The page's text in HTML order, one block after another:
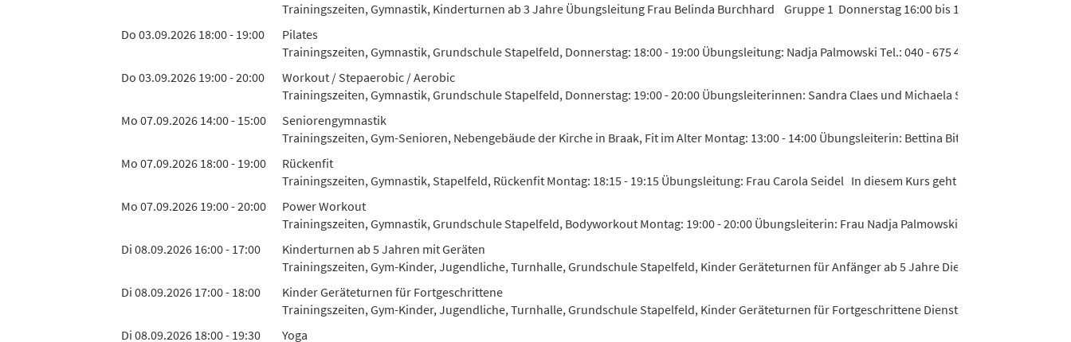
Trainingszeiten, Gymnastik, Kinderturnen ab 3 Jahre Übungsleitung Frau Belinda Burchhard Gruppe 1 Donnerstag 16:00 bis 17:00 Uhr Gruppe 2
Do 03.09.2026 18:00 - 19:00
Pilates
Trainingszeiten, Gymnastik, Grundschule Stapelfeld, Donnerstag: 18:00 - 19:00 Übungsleitung: Nadja Palmowski Tel.: 040 - 675 42 22 Training für...
Do 03.09.2026 19:00 - 20:00
Workout / Stepaerobic / Aerobic
Trainingszeiten, Gymnastik, Grundschule Stapelfeld, Donnerstag: 19:00 - 20:00 Übungsleiterinnen: Sandra Claes und Michaela Siedenburg - Kraft-
Mo 07.09.2026 14:00 - 15:00
Seniorengymnastik
Trainingszeiten, Gym-Senioren, Nebengebäude der Kirche in Braak, Fit im Alter Montag: 13:00 - 14:00 Übungsleiterin: Bettina Bitel Der Kurs wend...
Mo 07.09.2026 18:00 - 19:00
Rückenfit
Trainingszeiten, Gymnastik, Stapelfeld, Rückenfit Montag: 18:15 - 19:15 Übungsleitung: Frau Carola Seidel In diesem Kurs geht es nicht nur darum...
Mo 07.09.2026 19:00 - 20:00
Power Workout
Trainingszeiten, Gymnastik, Grundschule Stapelfeld, Bodyworkout Montag: 19:00 - 20:00 Übungsleiterin: Frau Nadja Palmowski Kraft- und
Di 08.09.2026 16:00 - 17:00
Kinderturnen ab 5 Jahren mit Geräten
Trainingszeiten, Gym-Kinder, Jugendliche, Turnhalle, Grundschule Stapelfeld, Kinder Geräteturnen für Anfänger ab 5 Jahre Dienstag um 16:00 bis
Di 08.09.2026 17:00 - 18:00
Kinder Geräteturnen für Fortgeschrittene
Trainingszeiten, Gym-Kinder, Jugendliche, Turnhalle, Grundschule Stapelfeld, Kinder Geräteturnen für Fortgeschrittene Dienstag um 17:00 bis
Di 08.09.2026 18:00 - 19:30
Yoga